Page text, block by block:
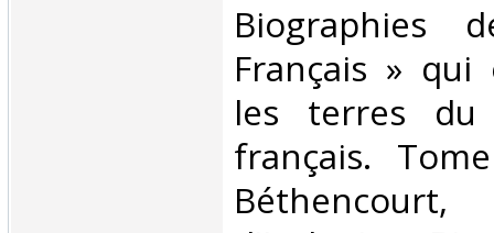
‎Biographies
Français »
les terres du
français.